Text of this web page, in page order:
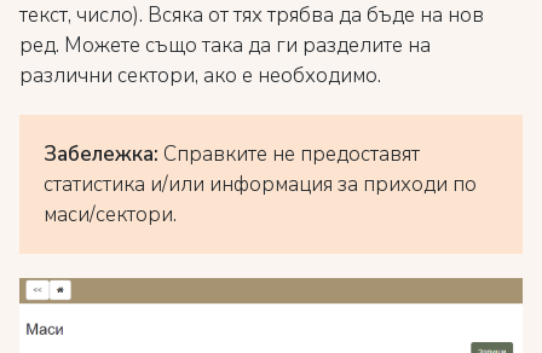
текст, число). Всяка от тях трябва да бъде на нов
ред. Можете също така да ги разделите на
различни сектори, ако е необходимо.
Забележка: Справките не предоставят
статистика и/или информация за приходи по
маси/сектори.